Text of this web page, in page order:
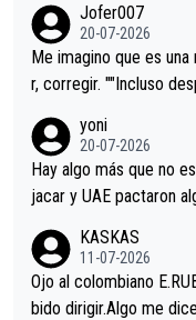
Minguez, Velez etc
tristes sin victorias.
Jofer007
20-07-2026
Me imagino que es
r, corregir. ""Incluso
permaneció pegado a
a que era capaz de
yoni
20-07-2026
Hay algo más que no
jacar y UAE pactaron
i sin pedalear, luego
mano de una manera
es en el hombro con
KASKAS
11-07-2026
Ojo al colombiano
bido